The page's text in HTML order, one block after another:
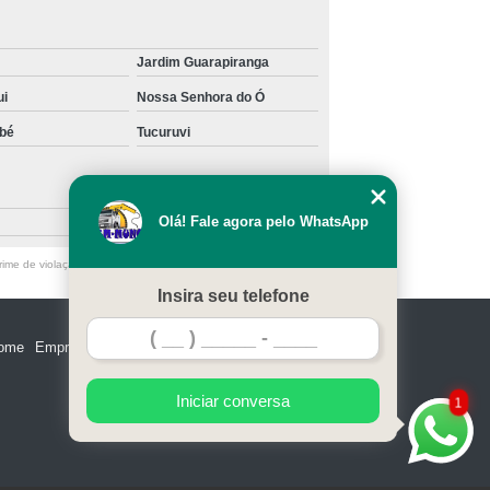
Transporte de Máquinas Pesadas
Jardim Guarapiranga
Nossa Senhora do Ó
Tucuruvi
de violação de direito autoral – artigo 184 do Código Penal
Empresa Serviços Contato Mapa do site
1
Olá! Fale agora pelo WhatsApp
Insira seu telefone
Iniciar conversa